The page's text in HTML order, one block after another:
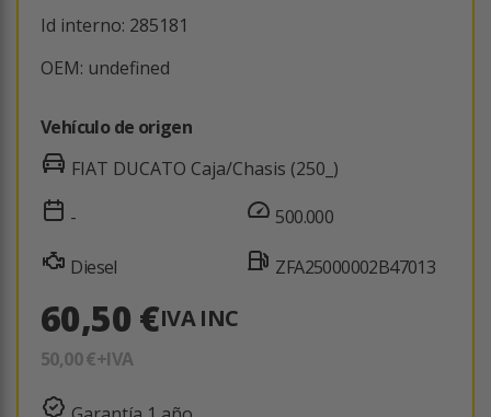
Id interno: 285181
OEM: undefined
Vehículo de origen
FIAT DUCATO Caja/Chasis (250_)
-
Diesel
500.000
ZFA25000002B47013
60,50 €IVA INC
50,00 €+IVA